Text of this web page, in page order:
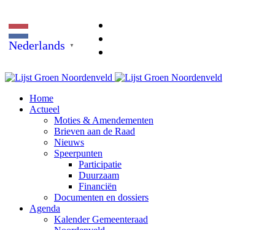
Nederlands ▼
Home
Actueel
Moties & Amendementen
Brieven aan de Raad
Nieuws
Speerpunten
Participatie
Duurzaam
Financiën
Documenten en dossiers
Agenda
Kalender Gemeenteraad